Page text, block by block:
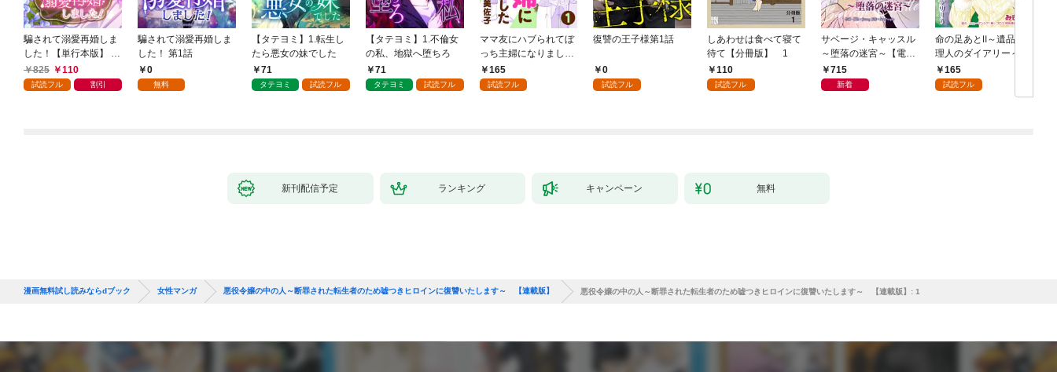
騙されて溺愛再婚しま
した！【単行本版】 1
巻825 110
試読フル 割引
騙されて溺愛再婚しま
した！ 第1話
0
無料
【タテヨミ】1.転生し
たら悪女の妹でした
71
タテヨミ 試読フル
【タテヨミ】1.不倫女
の私、地獄へ堕ちろ
71
タテヨミ 試読フル
ママ友にハブられてぼ
っち主婦になりました
【分冊版】 1
165
試読フル
復讐の王子様第1話
0
試読フル
しあわせは食べて寝て
待て【分冊版】 1
110
試読フル
サベージ・キャッスル
～堕落の迷宮～【電子
単行本版】 第1巻
715
新着
命の足あとⅡ～遺品整
理人のダイアリー～
1巻165
試読フル
新刊配信予定 ランキング キャンペーン 無料
漫画無料試し読みならdブック 女性マンガ 悪役令嬢の中の人～断罪された転生者のため嘘つきヒロインに復讐いたします～ 【連載版】 悪役令嬢の中の人～断罪された転生者のため嘘つきヒロインに復讐いたします～ 【連載版】: 1